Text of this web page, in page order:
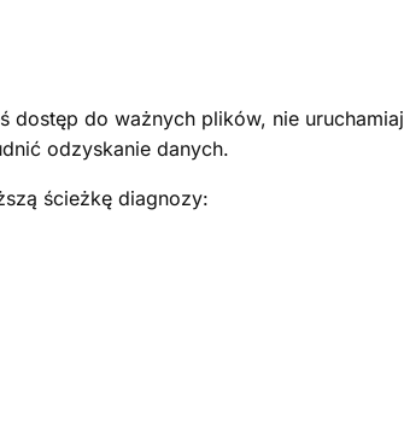
dostęp do ważnych plików, nie uruchamiaj
odzyskanie danych.
ścieżkę diagnozy: